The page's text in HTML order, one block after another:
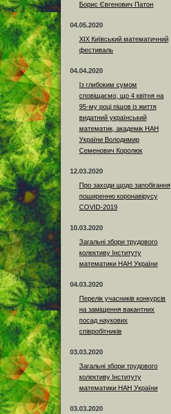
Борис Євгенович Патон
04.05.2020
XIX Київський математичний
фестиваль
04.04.2020
Із глибоким сумом
сповіщаємо, що 4 квітня на
95-му році пішов із життя
видатний український
математик, академік НАН
України Володимир
Семенович Королюк
12.03.2020
Про заходи щодо запобігання
поширенню коронавірусу
COVID-2019
10.03.2020
Загальні збори трудового
колективу Інституту
математики НАН України
04.03.2020
Перелік учасників конкурсів
на заміщення вакантних
посад наукових
співробітників
03.03.2020
Загальні збори трудового
колективу Інституту
математики НАН України
03.03.2020